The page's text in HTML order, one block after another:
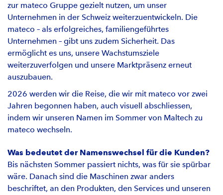
zur mateco Gruppe gezielt nutzen, um unser
Unternehmen in der Schweiz weiterzuentwickeln. Die
mateco – als erfolgreiches, familiengeführtes
Unternehmen – gibt uns zudem Sicherheit. Das
ermöglicht es uns, unsere Wachstumsziele
weiterzuverfolgen und unsere Marktpräsenz erneut
auszubauen.
2026 werden wir die Reise, die wir mit mateco vor zwei
Jahren begonnen haben, auch visuell abschliessen,
indem wir unseren Namen im Sommer von Maltech zu
mateco wechseln.
Was bedeutet der Namenswechsel für die Kunden?
Bis nächsten Sommer passiert nichts, was für sie spürbar
wäre. Danach sind die Maschinen zwar anders
beschriftet, an den Produkten, den Services und unseren